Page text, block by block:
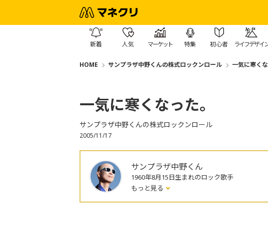
新着 人気 マーケット 特集 初心者 ライフデザイ
HOME サンプラザ中野くんの株式ロックンロール 一気に寒くな
一気に寒くなった。
サンプラザ中野くんの株式ロックンロール
2005/11/17
サンプラザ中野くん
1960年8月15日生まれのロック歌手
もっと見る